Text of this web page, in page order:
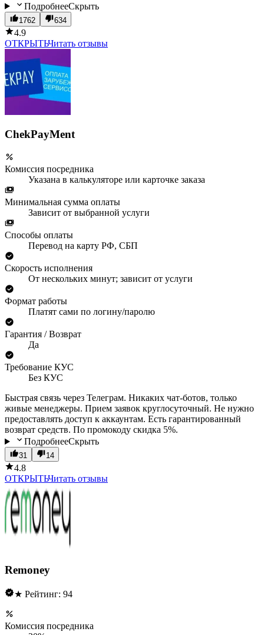
ПодробнееСкрыть
1762 634
4.9
ОТКРЫТЬЧитать отзывы
ChekPayMent
Комиссия посредника
Указана в калькуляторе или карточке заказа
Минимальная сумма оплаты
Зависит от выбранной услуги
Способы оплаты
Перевод на карту РФ, СБП
Скорость исполнения
От нескольких минут; зависит от услуги
Формат работы
Платят сами по логину/паролю
Гарантия / Возврат
Да
Требование КУС
Без КУС
Быстрая связь через Телеграм. Никаких чат-ботов, только
живые менеджеры. Прием заявок круглосуточный. Не нужно
предоставлять доступ к аккаунтам. Есть гарантированный
возврат средств. По промокоду скидка 5%.
ПодробнееСкрыть
31 14
4.8
ОТКРЫТЬЧитать отзывы
Remoney
★ Рейтинг: 94
Комиссия посредника